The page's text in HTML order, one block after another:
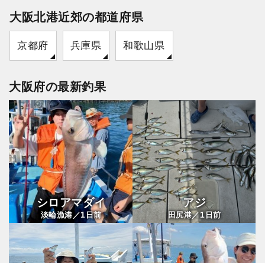
大阪北港近郊の都道府県
京都府 兵庫県 和歌山県
大阪府の最新釣果
シロアマダイ
淡輪漁港／1 日前
アジ
田尻港／1日前